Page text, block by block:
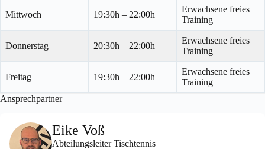
Mittwoch 19:30h – 22:00h
Erwachsene freies
Training
Donnerstag 20:30h – 22:00h
Erwachsene freies
Training
Freitag 19:30h – 22:00h
Erwachsene freies
Training
Ansprechpartner
Eike Voß
Abteilungsleiter Tischtennis